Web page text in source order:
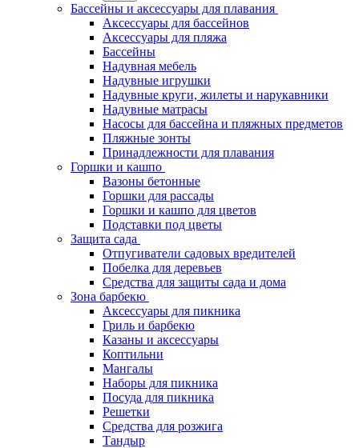
Бассейны и аксессуары для плавания
Аксессуары для бассейнов
Аксессуары для пляжа
Бассейны
Надувная мебель
Надувные игрушки
Надувные круги, жилеты и нарукавники
Надувные матрасы
Насосы для бассейна и пляжных предметов
Пляжные зонты
Принадлежности для плавания
Горшки и кашпо
Вазоны бетонные
Горшки для рассады
Горшки и кашпо для цветов
Подставки под цветы
Защита сада
Отпугиватели садовых вредителей
Побелка для деревьев
Средства для защиты сада и дома
Зона барбекю
Аксессуары для пикника
Гриль и барбекю
Казаны и аксессуары
Коптильни
Мангалы
Наборы для пикника
Посуда для пикника
Решетки
Средства для розжига
Тандыр